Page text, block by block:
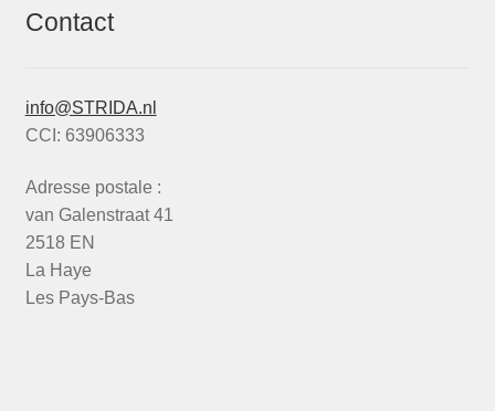
Contact
info@STRIDA.nl
CCI: 63906333
Adresse postale :
van Galenstraat 41
2518 EN
La Haye
Les Pays-Bas